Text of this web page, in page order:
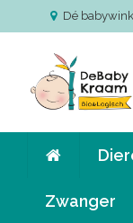
Dé
Zwanger